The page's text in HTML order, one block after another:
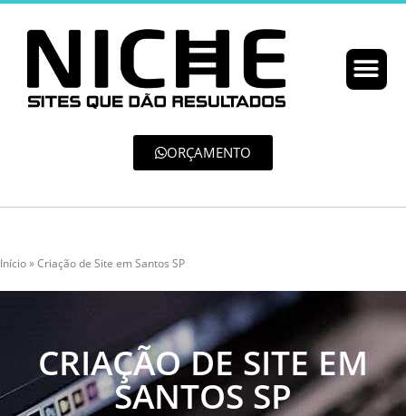
ORÇAMENTO
Início»Criação de Site em Santos SP
CRIAÇÃO DE SITE EM
SANTOS SP